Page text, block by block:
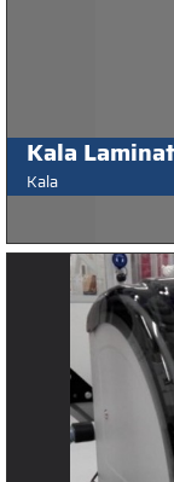
Kala
Kala